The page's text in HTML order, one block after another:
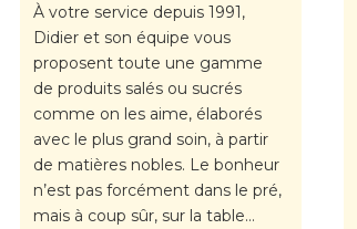
À votre service depuis 1991,
Didier et son équipe vous
proposent toute une gamme
de produits salés ou sucrés
comme on les aime, élaborés
avec le plus grand soin, à partir
de matières nobles. Le bonheur
n’est pas forcément dans le pré,
mais à coup sûr, sur la table…